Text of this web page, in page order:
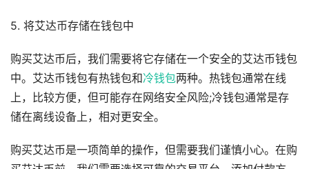
5. 将艾达币存储在钱包中
购买艾达币后，我们需要将它存储在一个安全的艾达币钱包
中。艾达币钱包有热钱包和冷钱包两种。热钱包通常在线
上，比较方便，但可能存在网络安全风险;冷钱包通常是存
储在离线设备上，相对更安全。
购买艾达币是一项简单的操作，但需要我们谨慎小心。在购